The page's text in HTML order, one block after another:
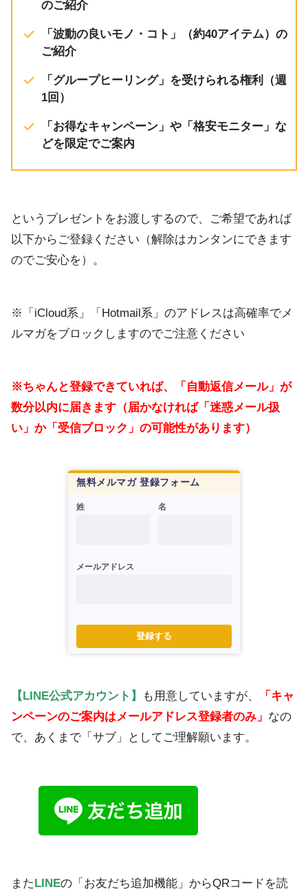
のご紹介
「波動の良いモノ・コト」（約40アイテム）の
ご紹介
「グループヒーリング」を受けられる権利（週
1回）
「お得なキャンペーン」や「格安モニター」な
どを限定でご案内
というプレゼントをお渡しするので、ご希望であれば
以下からご登録ください（解除はカンタンにできます
のでご安心を）。
※「iCloud系」「Hotmail系」のアドレスは高確率でメ
ルマガをブロックしますのでご注意ください
※ちゃんと登録できていれば、「自動返信メール」が
数分以内に届きます（届かなければ「迷惑メール扱
い」か「受信ブロック」の可能性があります）
無料メルマガ 登録フォーム
姓 名
メールアドレス
登録する
【LINE公式アカウント】 も用意していますが、
「キャ
ンペーンのご案内はメールアドレス登録者のみ」 なの
で、あくまで「サブ」としてご理解願います。
またLINEの「お友だち追加機能」からQRコードを読